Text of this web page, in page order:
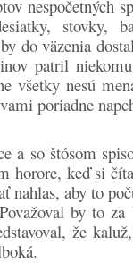
nespočetných
stovky,
do väzenia
patril
všetky nesú
poriadne
a so štósom
horore, keď si
nahlas, aby to
by to za
že